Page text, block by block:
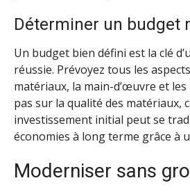
Déterminer un budget
Un budget bien défini est la clé
réussie. Prévoyez tous les
matériaux, la main-d’œuvre et
pas sur la qualité des matériaux,
investissement initial peut se
économies à long terme grâce à
Moderniser sans